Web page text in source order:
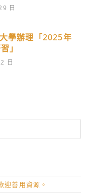
日
學辦理「2025年
」
日
迎善用資源。